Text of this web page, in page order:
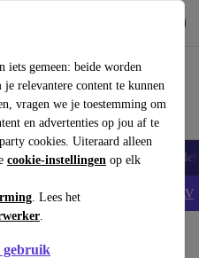
iets gemeen: beide worden
relevantere content te kunnen
vragen we je toestemming om
en advertenties op jou af te
cookies. Uiteraard alleen
cookie-instellingen op elk
. Lees het
.
gebruik
Smartwatches Accessoires
- Code: IPHONEDEAL - AV